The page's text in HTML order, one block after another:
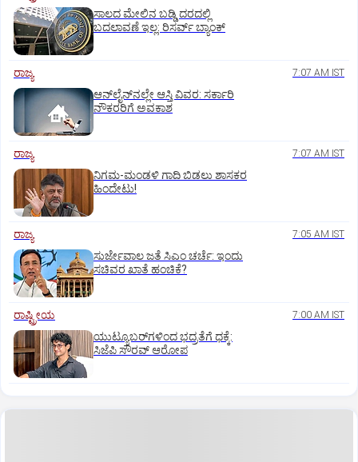
ಸಾಲದ ಮೇಲಿನ ಬಡ್ಡಿ ದರದಲ್ಲಿ
ಬದಲಾವಣೆ ಇಲ್ಲ: ರಿಸರ್ವ್‌ ಬ್ಯಾಂಕ್‌
ರಾಜ್ಯ 7:07 AM IST
ಆನ್‌ಲೈನ್‌ನಲ್ಲೇ ಆಸ್ತಿ ವಿವರ: ಸರ್ಕಾರಿ
ನೌಕರರಿಗೆ ಅವಕಾಶ
ರಾಜ್ಯ 7:07 AM IST
ನಿಗಮ-ಮಂಡಳಿ ಗಾದಿ ಬಿಡಲು ಶಾಸಕರ
ಹಿಂದೇಟು!
ರಾಜ್ಯ 7:05 AM IST
ಸುರ್ಜೇವಾಲ ಜತೆ ಸಿಎಂ ಚರ್ಚೆ: ಇಂದು
ಸಚಿವರ ಖಾತೆ ಹಂಚಿಕೆ?
ರಾಷ್ಟ್ರೀಯ 7:00 AM IST
ಯುಟ್ಯೂಬರ್‌ಗಳಿಂದ ಭದ್ರತೆಗೆ ಧಕ್ಕೆ:
ಸಿಜೆಪಿ ಸೌರವ್‌ ಆರೋಪ